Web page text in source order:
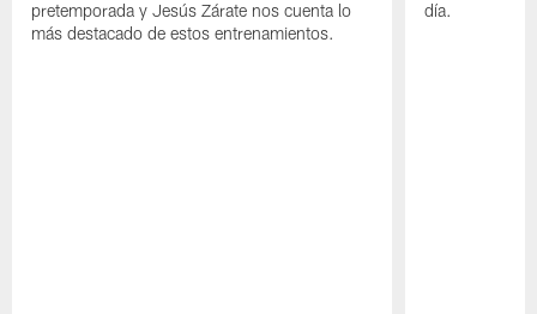
pretemporada y Jesús Zárate nos cuenta lo
más destacado de estos entrenamientos.
día.